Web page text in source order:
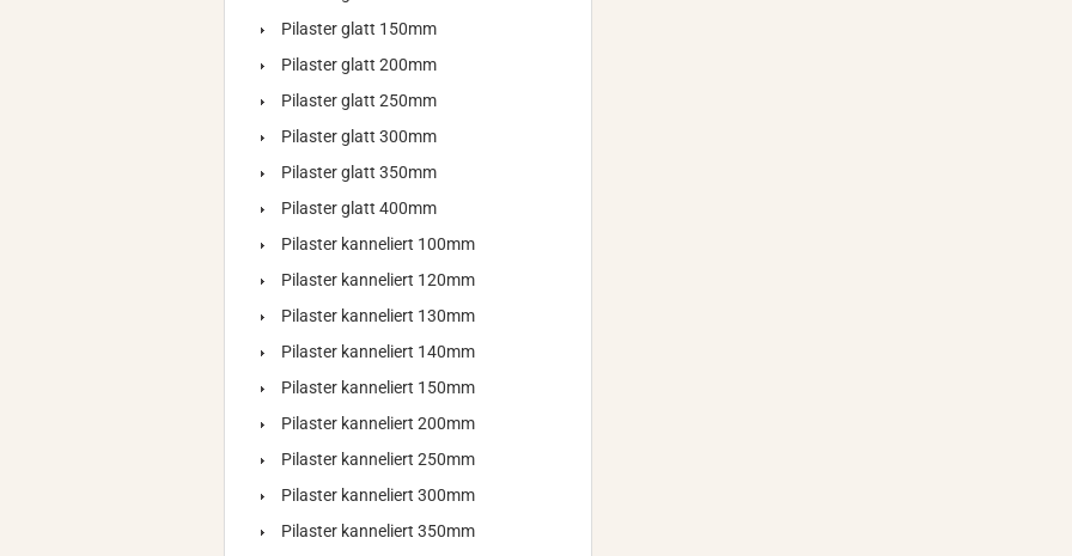
Pilaster glatt 150mm
Pilaster glatt 200mm
Pilaster glatt 250mm
Pilaster glatt 300mm
Pilaster glatt 350mm
Pilaster glatt 400mm
Pilaster kanneliert 100mm
Pilaster kanneliert 120mm
Pilaster kanneliert 130mm
Pilaster kanneliert 140mm
Pilaster kanneliert 150mm
Pilaster kanneliert 200mm
Pilaster kanneliert 250mm
Pilaster kanneliert 300mm
Pilaster kanneliert 350mm